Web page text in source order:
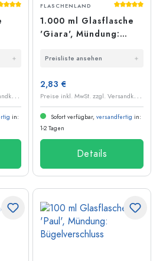
Bewertung von 5 von 5
P
reise inkl. MwSt. zzgl. Versandkosten
in:
FLASCHENLAND
1.000 ml Glasflasche
'Giara', Mündung:
Preisliste ansehen
2,83 €
P
reise inkl. MwSt. zzgl. Versandkosten
Sofort verfügbar, versandfertig in:
1-2 Tagen
Details